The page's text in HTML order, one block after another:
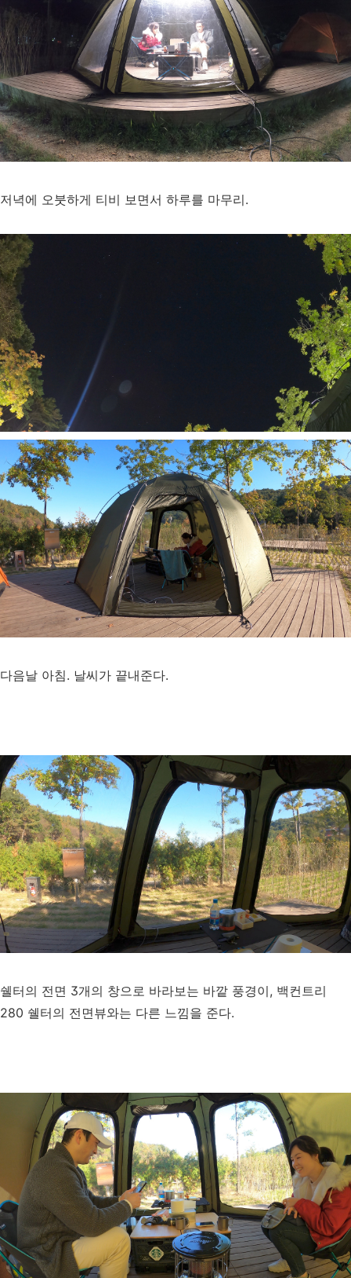
저녁에 오붓하게 티비 보면서 하루를 마무리.
다음날 아침. 날씨가 끝내준다.
쉘터의 전면 3개의 창으로 바라보는 바깥 풍경이, 백컨트리
280 쉘터의 전면뷰와는 다른 느낌을 준다.